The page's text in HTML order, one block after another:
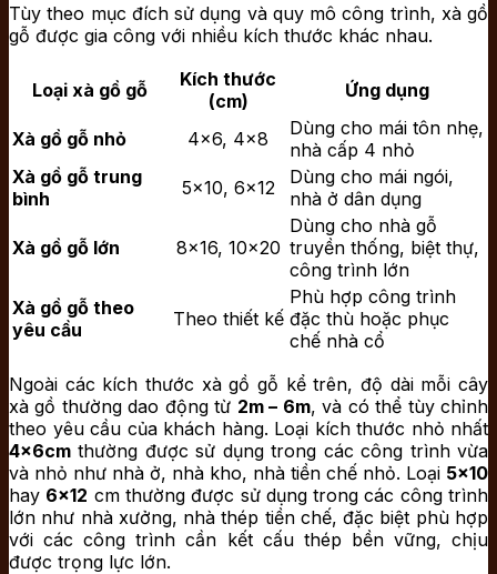
Tùy theo mục đích sử dụng và quy mô công trình, xà gồ
gỗ được gia công với nhiều kích thước khác nhau.
Loại xà gồ gỗ
Kích thước
(cm)
Ứng dụng
Xà gồ gỗ nhỏ 4×6, 4×8
Dùng cho mái tôn nhẹ,
nhà cấp 4 nhỏ
Xà gồ gỗ trung
bình
5×10, 6×12
Dùng cho mái ngói,
nhà ở dân dụng
Xà gồ gỗ lớn 8×16, 10×20
Dùng cho nhà gỗ
truyền thống, biệt thự,
công trình lớn
Xà gồ gỗ theo
yêu cầu
Theo thiết kế
Phù hợp công trình
đặc thù hoặc phục
chế nhà cổ
Ngoài các kích thước xà gồ gỗ kể trên, độ dài mỗi cây
xà gồ thường dao động từ 2m – 6m, và có thể tùy chỉnh
theo yêu cầu của khách hàng. Loại kích thước nhỏ nhất
4x6cm thường được sử dụng trong các công trình vừa
và nhỏ như nhà ở, nhà kho, nhà tiền chế nhỏ. Loại 5×10
hay 6×12 cm thường được sử dụng trong các công trình
lớn như nhà xưởng, nhà thép tiền chế, đặc biệt phù hợp
với các công trình cần kết cấu thép bền vững, chịu
được trọng lực lớn.